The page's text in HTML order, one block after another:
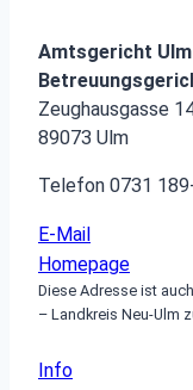
Amtsgericht Ulm
Zeughausgasse
89073 Ulm
Telefon 0731
E-Mail
Homepage
Diese Adresse ist
– Landkreis Neu-Ulm
Info